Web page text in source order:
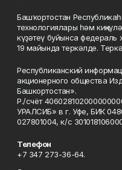
Башҡортостан
технологиялары һәм
күҙәтеү буйынса федераль
19 майында теркәлде.
Республиканский
акционерного общества
Башкортостан».
Р./счёт
УРАЛСИБ» в г. Уфе, БИК
027801004, к/с
Телефон
+7 347 273-36-64.